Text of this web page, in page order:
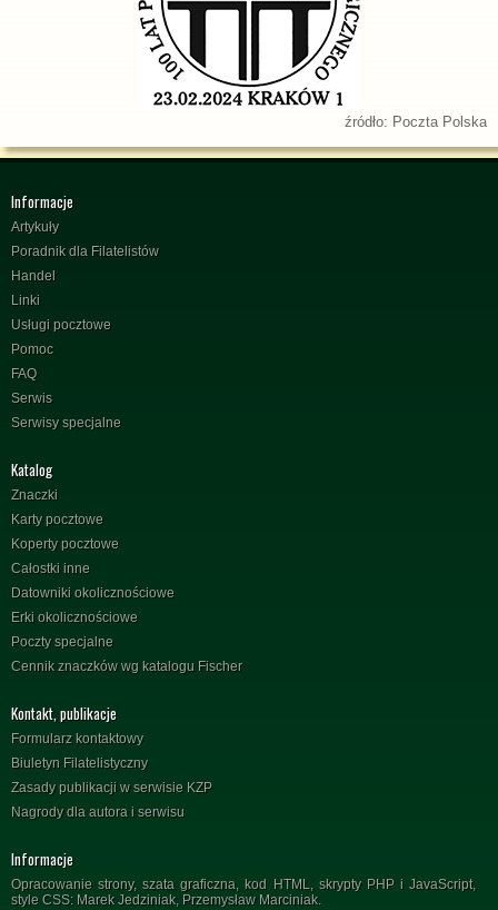
źródło: Poczta Polska
Informacje
Artykuły
Poradnik dla Filatelistów
Handel
Linki
Usługi pocztowe
Pomoc
FAQ
Serwis
Serwisy specjalne
Katalog
Znaczki
Karty pocztowe
Koperty pocztowe
Całostki inne
Datowniki okolicznościowe
Erki okolicznościowe
Poczty specjalne
Cennik znaczków wg katalogu Fischer
Kontakt, publikacje
Formularz kontaktowy
Biuletyn Filatelistyczny
Zasady publikacji w serwisie KZP
Nagrody dla autora i serwisu
Informacje
Opracowanie strony, szata graficzna, kod HTML, skrypty PHP i JavaScript,
style CSS: Marek Jedziniak, Przemysław Marciniak.